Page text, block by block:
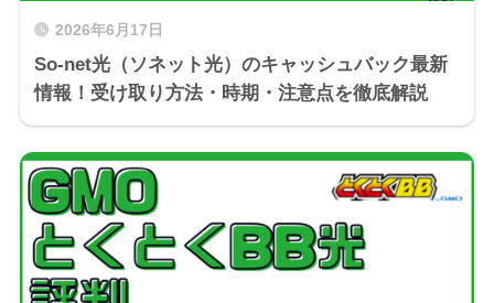
2026年6月17日
So-net光（ソネット光）のキャッシュバック最新
情報！受け取り方法・時期・注意点を徹底解説